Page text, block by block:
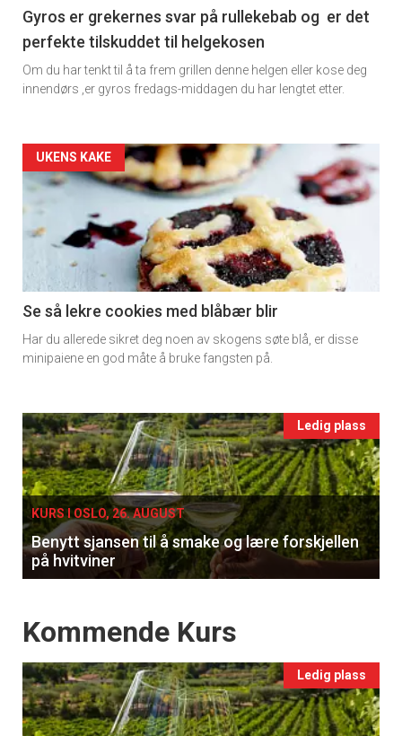
11
Dagens
rett
Gyros er grekernes svar på rullekebab og er det
perfekte tilskuddet til helgekosen
Om du har tenkt til å ta frem grillen denne helgen eller kose deg
innendørs ,er gyros fredags-middagen du har lengtet etter.
Artikler
detail
-
section
11
Ukens
UKENS KAKE
Se så lekre cookies med blåbær blir
Har du allerede sikret deg noen av skogens søte blå, er disse
minipaiene en god måte å bruke fangsten på.
Events
single
Ledig plass
KURS I OSLO, 26. AUGUST
Benytt sjansen til å smake og lære forskjellen
på hvitviner
Events
Kommende Kurs
Ledig plass